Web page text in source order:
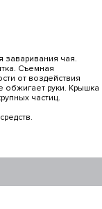
заваривания чая.
Съемная
от воздействия
обжигает руки. Крышка
частиц.